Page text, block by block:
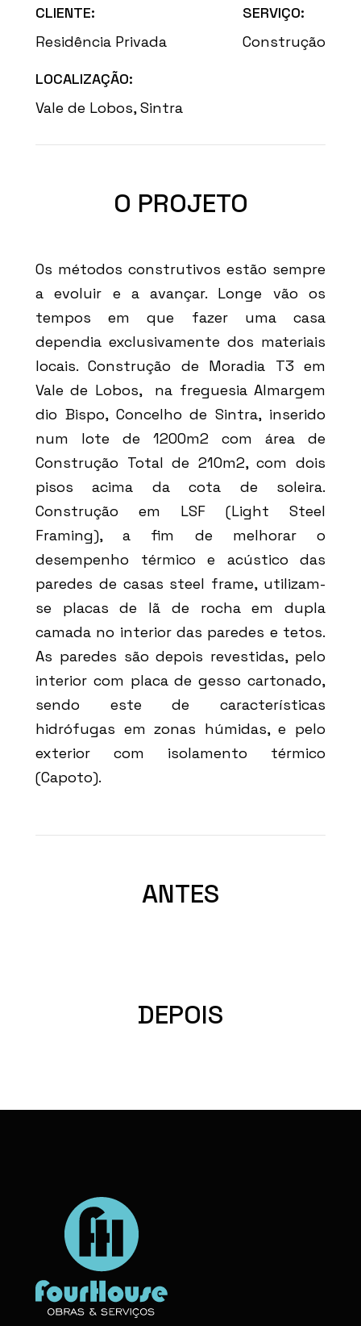
CLIENTE:
Residência Privada
SERVIÇO:
Construção
LOCALIZAÇÃO:
Vale de Lobos, Sintra
O PROJETO
Os métodos construtivos estão sempre
a evoluir e a avançar. Longe vão os
tempos em que fazer uma casa
dependia exclusivamente dos materiais
locais. Construção de Moradia T3 em
Vale de Lobos, na freguesia Almargem
dio Bispo, Concelho de Sintra, inserido
num lote de 1200m2 com área de
Construção Total de 210m2, com dois
pisos acima da cota de soleira.
Construção em LSF (Light Steel
Framing), a fim de melhorar o
desempenho térmico e acústico das
paredes de casas steel frame, utilizam-
se placas de lã de rocha em dupla
camada no interior das paredes e tetos.
As paredes são depois revestidas, pelo
interior com placa de gesso cartonado,
sendo este de características
hidrófugas em zonas húmidas, e pelo
exterior com isolamento térmico
(Capoto).
ANTES
DEPOIS